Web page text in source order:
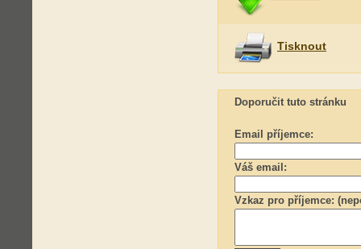
Tisknout
Doporučit tuto stránku
Email příjemce:
Váš email:
Vzkaz pro příjemce: